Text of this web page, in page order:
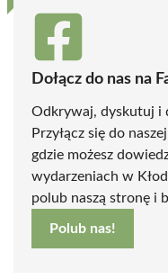
Dołącz do nas na
Odkrywaj, dyskutuj i
Przyłącz się do
gdzie możesz
wydarzeniach w
polub naszą stronę i
Polub nas!